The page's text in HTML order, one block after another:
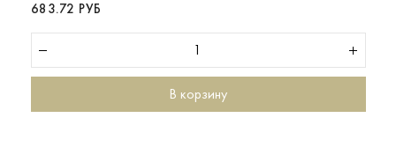
683.72 РУБ
В корзину